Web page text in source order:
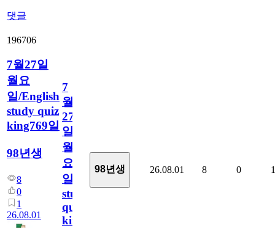
댓글
196706
7월27일
월요
일/English
study quiz
king769일
98년생
8
0
1
26.08.01
7
월
27
일
월
요
일/English
study
quiz
king769
98년생 26.08.01 8 0 1